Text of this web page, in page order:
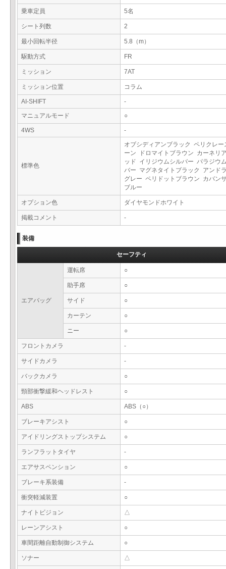
乗車定員 5名
シート列数 2
最小回転半径 5.8（m）
駆動方式 FR
ミッション 7AT
ミッション位置 コラム
AI-SHIFT
-
マニュアルモード
○
4WS -
標準色
オブシディアンブラック ペリクレー
ーン ドロマイトブラウン カーネリ
ッド イリジウムシルバー パラジウ
バー マグネタイトブラック アンド
グレー ペリドットブラウン カバン
ブルー
オプション色 ダイヤモンドホワイト
掲載コメント -
装備
セーフティ
エアバッグ
運転席 ○
助手席 ○
サイド ○
カーテン ○
ニー ○
フロントカメラ -
サイドカメラ -
バックカメラ ○
頸部衝撃緩和ヘッドレスト ○
ABS ABS（○）
ブレーキアシスト ○
アイドリングストップシステム ○
ランフラットタイヤ -
エアサスペンション ○
ブレーキ系装備 -
衝突軽減装置 ○
ナイトビジョン △
レーンアシスト ○
車間距離自動制御システム ○
ソナー △